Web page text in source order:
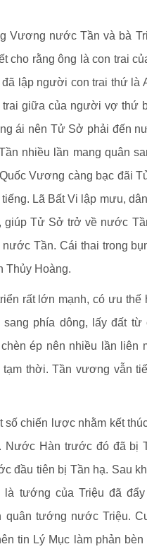
Vương nước Tần và bà
cho rằng ông là con trai
lập người con trai thứ là
giữa của người vợ thứ
ái nên Tử Sở phải đến
nhiều lần mang quân
Vương càng bạc đãi
Lã Bất Vi lập mưu,
Tử Sở trở về nước
Tần. Cái thai trong
Thủy Hoàng.
rất lớn mạnh, có ưu
phía dông, lấy đất
ép nên nhiều lần liên
thời. Tần vương vẫn
chiến lược nhằm kết
Nước Hàn trước đó đã bị
đầu tiên bị Tần hạ. Sau
tướng của Triệu đã
tướng nước Triệu.
tin Lý Mục làm phản bèn